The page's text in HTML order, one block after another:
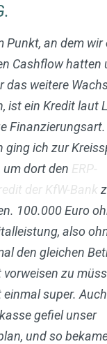
Punkt, an dem wir
Cashflow hatten
das weitere
ist ein Kredit laut
Finanzierungsart.
ging ich zur
um dort den ERP-
der KfW-Bank
100.000 Euro
also
den gleichen
vorweisen zu
super.
gefiel unser
und so